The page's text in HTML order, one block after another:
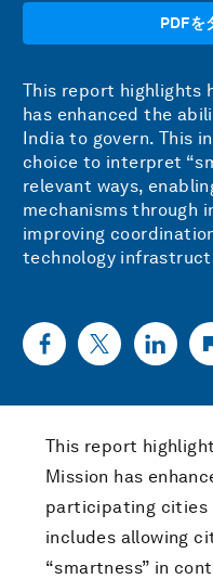
PDFを
This report highlights
has enhanced the
India to govern. This
choice to interpret
relevant ways,
mechanisms through
improving
technology
This report
Mission has
participating cities
includes allowing
“smartness” in